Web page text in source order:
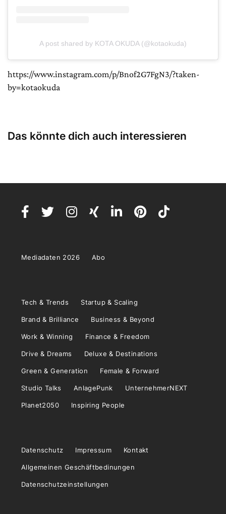
A post shared by KOTA OKUDA (@kotaokuda)
https://www.instagram.com/p/Bnof2G7FgN3/?taken-
by=kotaokuda
Das könnte dich auch interessieren
Mediadaten 2026 Abo
Tech & Trends Startup & Scaling
Brand & Brilliance Business & Beyond
Work & Winning Finance & Freedom
Drive & Dreams Deluxe & Destinations
Green & Generation Female & Forward
Studio Talks AnlagePunk UnternehmerNEXT
Planet2050 Inspiring People
Datenschutz Impressum Kontakt
Allgemeinen Geschäftbedinungen
Datenschutzeinstellungen